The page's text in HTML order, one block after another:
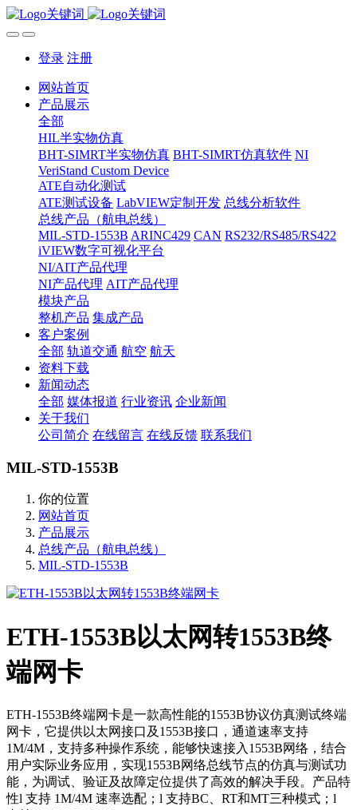
登录 注册
网站首页
产品展示
全部
HIL半实物仿真
BHT-SIMRT半实物仿真 BHT-SIMRT仿真软件 NI
VeriStand Custom Device
ATE自动化测试
ATE测试设备 LabVIEW定制开发 总线分析软件
总线产品（航电总线）
MIL-STD-1553B ARINC429 CAN RS232/RS485/RS422
iVIEW数字可视化平台
NI/AIT产品代理
NI产品代理 AIT产品代理
模块产品
整机产品 集成产品
客户案例
全部 轨道交通 航空 航天
资料下载
新闻动态
全部 媒体报道 行业资讯 企业新闻
关于我们
公司简介 在线留言 在线反馈 联系我们
MIL-STD-1553B
你的位置
网站首页
产品展示
总线产品（航电总线）
MIL-STD-1553B
ETH-1553B以太网转1553B终
端网卡
ETH-1553B终端网卡是一款高性能的1553B协议仿真测试终端
网卡，它提供以太网接口及1553B接口，通道速率支持
1M/4M，支持多种操作系统，能够快速接入1553B网络，结合
用户实际业务应用，实现1553B网络总线节点的仿真与测试功
能，为调试、验证及故障定位提供了高效的解决手段。产品特
性l 支持 1M/4M 速率选配；l 支持BC、RT和MT三种模式；l